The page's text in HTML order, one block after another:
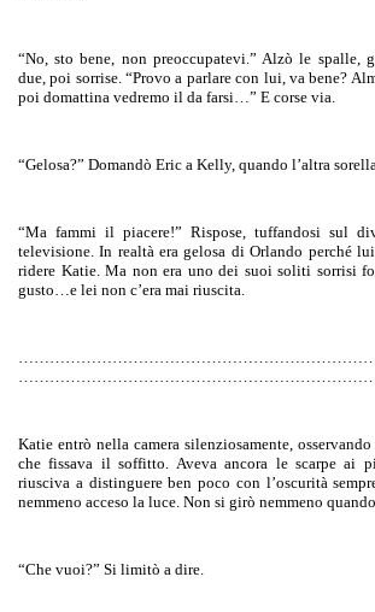
“No, sto bene, non preoccupatevi.” Alzò le spalle,
due, poi sorrise. “Provo a parlare con lui, vabene?
poi domattina vedremo il da farsi…” E corse via.
“Gelosa?” Domandò Eric a Kelly, quando l’altra
“Ma fammi il piacere!” Rispose, tuffandosi sul
televisione. In realtà era gelosa diOrlando perché
ridere Katie.Ma non era uno dei suoi soliti sorrisi
gusto…e lei non c’era mai riuscita.
…
Katie entrò nella camera silenziosamente,
che fissava il soffitto. Aveva ancora le scarpe ai
riusciva a distinguere ben poco con l’oscurità
nemmeno acceso la luce. Non si girò nemmeno quando
“Che vuoi?” Si limitò a dire.